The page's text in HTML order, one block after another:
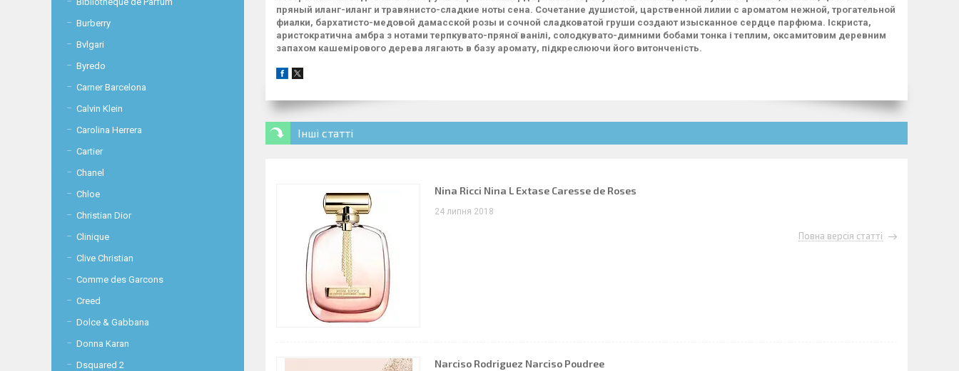
пряный иланг-иланг и травянисто-сладкие ноты сена. Сочетание душистой, царственной лилии с ароматом нежной, трогательной
фиалки, бархатисто-медовой дамасской розы и сочной сладковатой груши создают изысканное сердце парфюма. Іскриста,
аристократична амбра з нотами терпкувато-пряної ванілі, солодкувато-димними бобами тонка і теплим, оксамитовим деревним
запахом кашемірового дерева лягають в базу аромату, підкреслюючи його витонченість.
Інші статті
Nina Ricci Nina L Extase Caresse de Roses
24 липня 2018
Повна версія статті
Narciso Rodriguez Narciso Poudree
Burberry
Bvlgari
Byredo
Carner Barcelona
Calvin Klein
Carolina Herrera
Cartier
Chanel
Chloe
Christian Dior
Clinique
Clive Christian
Comme des Garcons
Creed
Dolce & Gabbana
Donna Karan
Dsquared 2